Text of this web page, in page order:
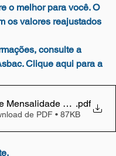
o melhor para você. O
os valores reajustados
consulte a
Clique aqui para a
Mensalidade 2025 -
.pdf
de PDF • 87KB